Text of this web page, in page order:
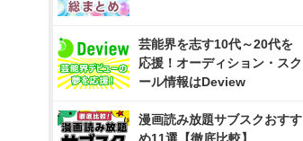
芸能界を志す10代～20代を
応援！オーディション・スク
ール情報はDeview
漫画読み放題サブスクおすす